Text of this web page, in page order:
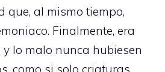
al mismo tiempo,
Finalmente, era
lo malo nunca hubiesen
como si solo criaturas